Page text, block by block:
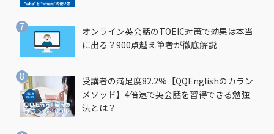
オンライン英会話のTOEIC対策で効果は本当
に出る？900点越え筆者が徹底解説
受講者の満足度82.2%【QQEnglishのカラン
メソッド】4倍速で英会話を習得できる勉強
法とは？